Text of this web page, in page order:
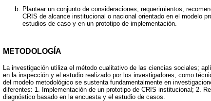
Plantear un conjunto de consideraciones, requerimientos,
CRIS de alcance institucional o nacional orientado en el modelo
estudios de caso y en un prototipo de implementación.
METODOLOGÍA
La investigación utiliza el método cualitativo de las ciencias sociales;
en la inspección y el estudio realizado por los investigadores, como
del modelo metodológico se sustenta fundamentalmente en
diferentes: 1. Implementación de un prototipo de CRIS institucional; 2.
diagnóstico basado en la encuesta y el estudio de casos.